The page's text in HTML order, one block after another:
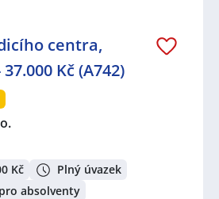
centra,
Kč (A742)
Kč
Plný úvazek
absolventy